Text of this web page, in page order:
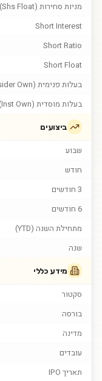
מניות סחירות (Shs Float)
Short Interest
Short Ratio
Short Float
בעלות פנימית (Insider Own)
בעלות מוסדית (Inst Own)
ביצועים
שבוע
חודש
3 חודשים
6 חודשים
מתחילת השנה (YTD)
שנה
מידע כללי
סקטור
בורסה
מדינה
עובדים
תאריך IPO